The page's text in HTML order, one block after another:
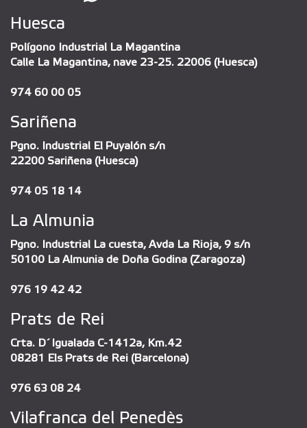
Huesca
Polígono Industrial La Magantina
Calle La Magantina, nave 23-25. 22006 (Huesca)
974 60 00 05
Sariñena
Pgno. Industrial El Puyalón s/n
22200 Sariñena (Huesca)
974 05 18 14
La Almunia
Pgno. Industrial La cuesta, Avda La Rioja, 9 s/n
50100 La Almunia de Doña Godina (Zaragoza)
976 19 42 42
Prats de Rei
Crta. D´Igualada C-1412a, Km.42
08281 Els Prats de Rei (Barcelona)
976 63 08 24
Vilafranca del Penedès